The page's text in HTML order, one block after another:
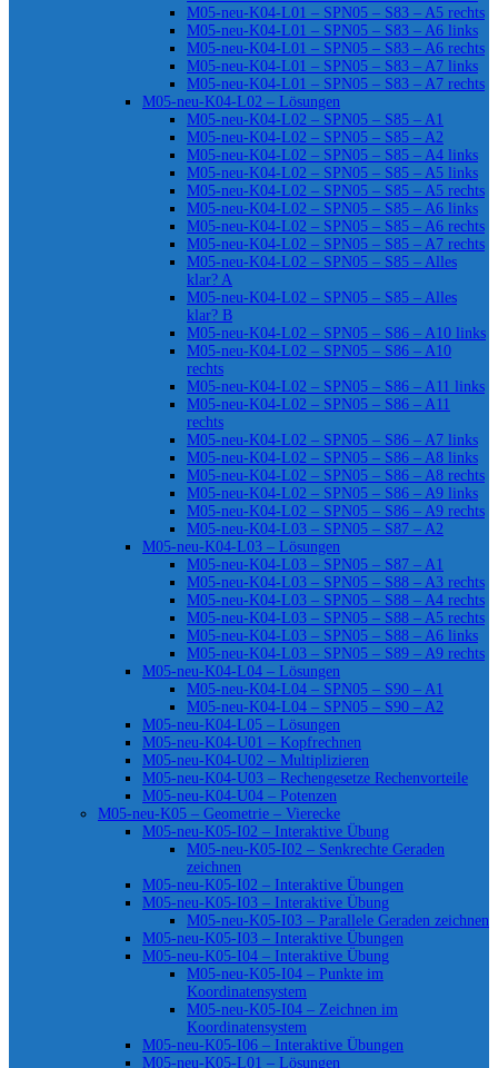
M05-neu-K04-L01 – SPN05 – S83 – A5 rechts
M05-neu-K04-L01 – SPN05 – S83 – A6 links
M05-neu-K04-L01 – SPN05 – S83 – A6 rechts
M05-neu-K04-L01 – SPN05 – S83 – A7 links
M05-neu-K04-L01 – SPN05 – S83 – A7 rechts
M05-neu-K04-L02 – Lösungen
M05-neu-K04-L02 – SPN05 – S85 – A1
M05-neu-K04-L02 – SPN05 – S85 – A2
M05-neu-K04-L02 – SPN05 – S85 – A4 links
M05-neu-K04-L02 – SPN05 – S85 – A5 links
M05-neu-K04-L02 – SPN05 – S85 – A5 rechts
M05-neu-K04-L02 – SPN05 – S85 – A6 links
M05-neu-K04-L02 – SPN05 – S85 – A6 rechts
M05-neu-K04-L02 – SPN05 – S85 – A7 rechts
M05-neu-K04-L02 – SPN05 – S85 – Alles
klar? A
M05-neu-K04-L02 – SPN05 – S85 – Alles
klar? B
M05-neu-K04-L02 – SPN05 – S86 – A10 links
M05-neu-K04-L02 – SPN05 – S86 – A10
rechts
M05-neu-K04-L02 – SPN05 – S86 – A11 links
M05-neu-K04-L02 – SPN05 – S86 – A11
rechts
M05-neu-K04-L02 – SPN05 – S86 – A7 links
M05-neu-K04-L02 – SPN05 – S86 – A8 links
M05-neu-K04-L02 – SPN05 – S86 – A8 rechts
M05-neu-K04-L02 – SPN05 – S86 – A9 links
M05-neu-K04-L02 – SPN05 – S86 – A9 rechts
M05-neu-K04-L03 – SPN05 – S87 – A2
M05-neu-K04-L03 – Lösungen
M05-neu-K04-L03 – SPN05 – S87 – A1
M05-neu-K04-L03 – SPN05 – S88 – A3 rechts
M05-neu-K04-L03 – SPN05 – S88 – A4 rechts
M05-neu-K04-L03 – SPN05 – S88 – A5 rechts
M05-neu-K04-L03 – SPN05 – S88 – A6 links
M05-neu-K04-L03 – SPN05 – S89 – A9 rechts
M05-neu-K04-L04 – Lösungen
M05-neu-K04-L04 – SPN05 – S90 – A1
M05-neu-K04-L04 – SPN05 – S90 – A2
M05-neu-K04-L05 – Lösungen
M05-neu-K04-U01 – Kopfrechnen
M05-neu-K04-U02 – Multiplizieren
M05-neu-K04-U03 – Rechengesetze Rechenvorteile
M05-neu-K04-U04 – Potenzen
M05-neu-K05 – Geometrie – Vierecke
M05-neu-K05-I02 – Interaktive Übung
M05-neu-K05-I02 – Senkrechte Geraden
zeichnen
M05-neu-K05-I02 – Interaktive Übungen
M05-neu-K05-I03 – Interaktive Übung
M05-neu-K05-I03 – Parallele Geraden zeichnen
M05-neu-K05-I03 – Interaktive Übungen
M05-neu-K05-I04 – Interaktive Übung
M05-neu-K05-I04 – Punkte im
Koordinatensystem
M05-neu-K05-I04 – Zeichnen im
Koordinatensystem
M05-neu-K05-I06 – Interaktive Übungen
M05-neu-K05-L01 – Lösungen